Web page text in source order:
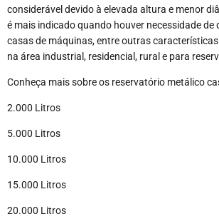
considerável devido à elevada altura e menor
é mais indicado quando houver necessidade de
casas de máquinas, entre outras
na área industrial, residencial, rural e para
Conheça mais sobre os reservatório metálico
2.000 Litros
5.000 Litros
10.000 Litros
15.000 Litros
20.000 Litros